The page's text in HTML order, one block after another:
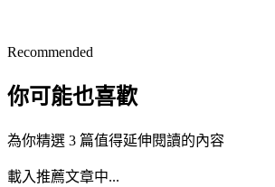
Recommended
你可能也喜歡
為你精選 3 篇值得延伸閱讀的內容
載入推薦文章中...